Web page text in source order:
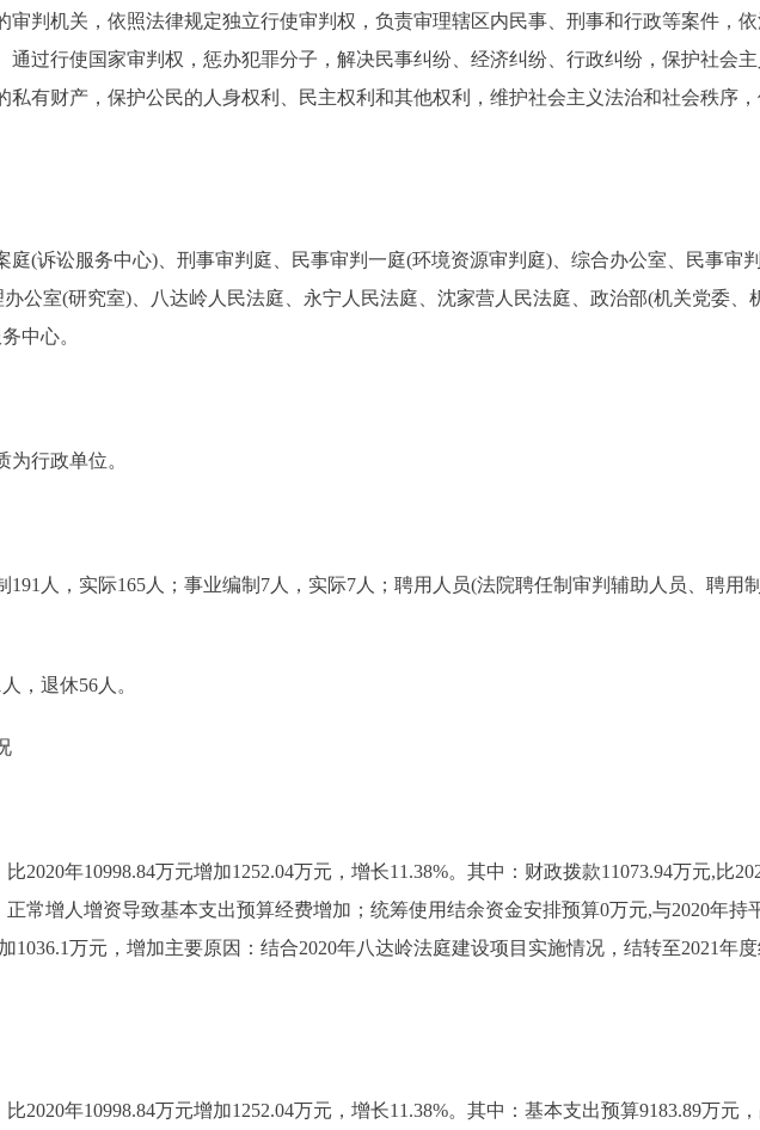
机关，依照法律规定独立行使审判权，负责审理辖区内民事、刑事和行政等案件，
通过行使国家审判权，惩办犯罪分子，解决民事纠纷、经济纠纷、行政纠纷，保护社会主
私有财产，保护公民的人身权利、民主权利和其他权利，维护社会主义法治和社会秩序
诉讼服务中心)、刑事审判庭、民事审判一庭(环境资源审判庭)、综合办公室、民事审
公室(研究室)、八达岭人民法庭、永宁人民法庭、沈家营人民法庭、政治部(机关党委、
中心。
行政单位。
人，实际165人；事业编制7人，实际7人；聘用人员(法院聘任制审判辅助人员、聘用
退休56人。
年10998.84万元增加1252.04万元，增长11.38%。其中：财政拨款11073.94万元,比
正常增人增资导致基本支出预算经费增加；统筹使用结余资金安排预算0万元,与2020年持
1036.1万元，增加主要原因：结合2020年八达岭法庭建设项目实施情况，结转至2021年
年10998.84万元增加1252.04万元，增长11.38%。其中：基本支出预算9183.89万元